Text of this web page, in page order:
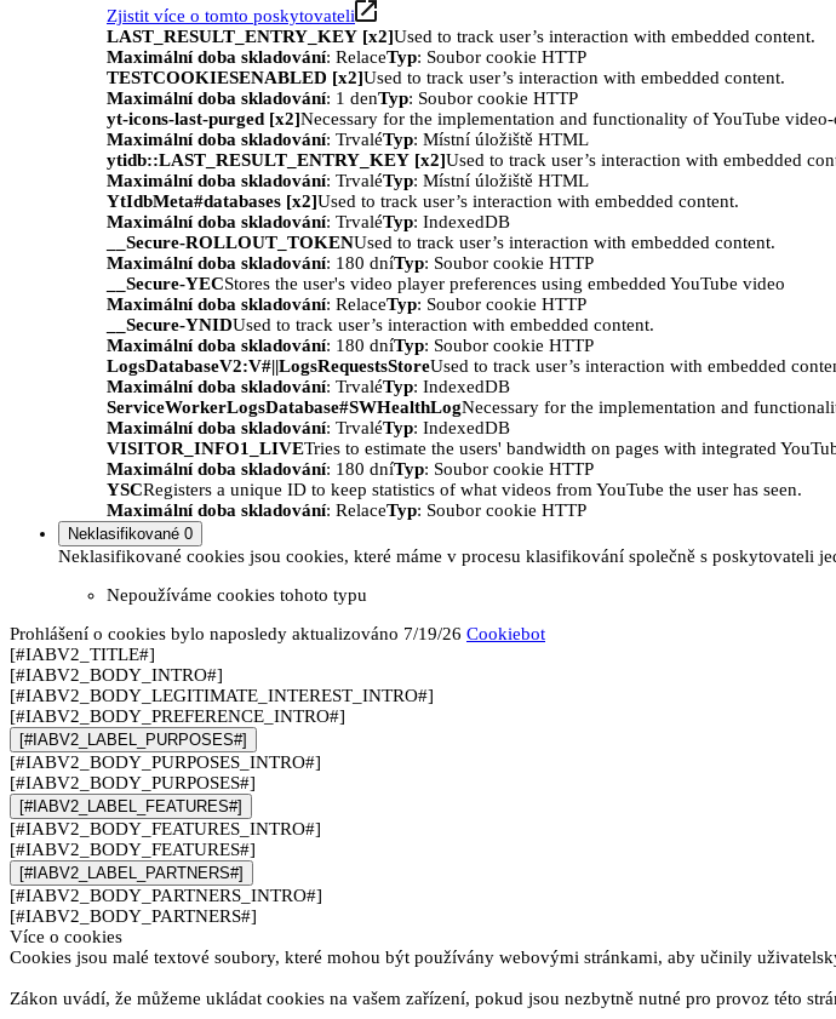
Zjistit více o tomto poskytovateli
LAST_RESULT_ENTRY_KEY [x2]Used to track user’s interaction with embedded content.
Maximální doba skladování: RelaceTyp: Soubor cookie HTTP
TESTCOOKIESENABLED [x2]Used to track user’s interaction with embedded content.
Maximální doba skladování: 1 denTyp: Soubor cookie HTTP
yt-icons-last-purged [x2]Necessary for the implementation and functionality of YouTube
Maximální doba skladování: TrvaléTyp: Místní úložiště HTML
ytidb::LAST_RESULT_ENTRY_KEY [x2]Used to track user’s interaction with embedded
Maximální doba skladování: TrvaléTyp: Místní úložiště HTML
YtIdbMeta#databases [x2]Used to track user’s interaction with embedded content.
Maximální doba skladování: TrvaléTyp: IndexedDB
__Secure-ROLLOUT_TOKENUsed to track user’s interaction with embedded content.
Maximální doba skladování: 180 dníTyp: Soubor cookie HTTP
__Secure-YECStores the user's video player preferences using embedded YouTube video
Maximální doba skladování: RelaceTyp: Soubor cookie HTTP
__Secure-YNIDUsed to track user’s interaction with embedded content.
Maximální doba skladování: 180 dníTyp: Soubor cookie HTTP
LogsDatabaseV2:V#||LogsRequestsStoreUsed to track user’s interaction with embedded
Maximální doba skladování: TrvaléTyp: IndexedDB
ServiceWorkerLogsDatabase#SWHealthLogNecessary for the implementation and
Maximální doba skladování: TrvaléTyp: IndexedDB
VISITOR_INFO1_LIVETries to estimate the users' bandwidth on pages with integrated
Maximální doba skladování: 180 dníTyp: Soubor cookie HTTP
YSCRegisters a unique ID to keep statistics of what videos from YouTube the user has seen.
Maximální doba skladování: RelaceTyp: Soubor cookie HTTP
Neklasifikované 0
Neklasifikované cookies jsou cookies, které máme v procesu klasifikování společně s poskytovateli
Nepoužíváme cookies tohoto typu
Prohlášení o cookies bylo naposledy aktualizováno 7/19/26 Cookiebot
[#IABV2_TITLE#]
[#IABV2_BODY_INTRO#]
[#IABV2_BODY_LEGITIMATE_INTEREST_INTRO#]
[#IABV2_BODY_PREFERENCE_INTRO#]
[#IABV2_LABEL_PURPOSES#]
[#IABV2_BODY_PURPOSES_INTRO#]
[#IABV2_BODY_PURPOSES#]
[#IABV2_LABEL_FEATURES#]
[#IABV2_BODY_FEATURES_INTRO#]
[#IABV2_BODY_FEATURES#]
[#IABV2_LABEL_PARTNERS#]
[#IABV2_BODY_PARTNERS_INTRO#]
[#IABV2_BODY_PARTNERS#]
Více o cookies
Cookies jsou malé textové soubory, které mohou být používány webovými stránkami, aby učinily
Zákon uvádí, že můžeme ukládat cookies na vašem zařízení, pokud jsou nezbytně nutné pro provoz této